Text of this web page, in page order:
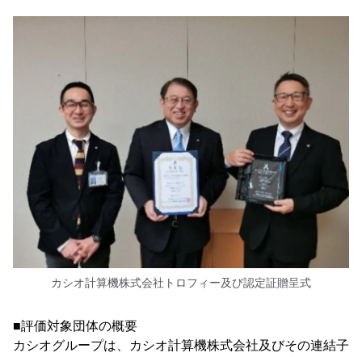
カシオ計算機株式会社トロフィー及び認定証贈呈式
■評価対象団体の概要
カシオグループは、カシオ計算機株式会社及びその連結子